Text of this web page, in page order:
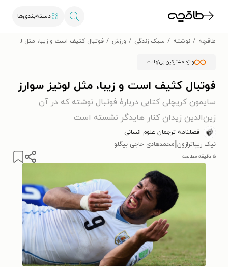
دسته‌بندی‌ها
طاقچه نوشته سبک زندگی ورزش فوتبال کثیف است و زیبا، مثل لوئیز
ویژه مشترکین بی‌نهایت
فوتبال کثیف است و زیبا، مثل لوئیز سوارز
سایمون کریچلی کتابی دربارۀ فوتبال نوشته که در آن
زین‌الدین زیدان کنار هایدگر نشسته است
فصلنامه ترجمان علوم انسانی
نیک ریپاترازون محمدهادی حاجی بیگلو
۵ دقیقه مطالعه